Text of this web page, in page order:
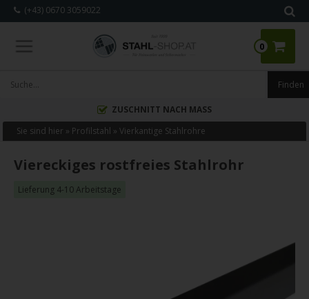
(+43) 0670 3059022
0
ZUSCHNITT NACH MASS
Sie sind hier » Profilstahl »Vierkantige Stahlrohre
Viereckiges rostfreies Stahlrohr
Lieferung 4-10 Arbeitstage